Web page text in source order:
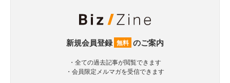
新規会員登録 無料 のご案内
・全ての過去記事が閲覧できます
・会員限定メルマガを受信できます